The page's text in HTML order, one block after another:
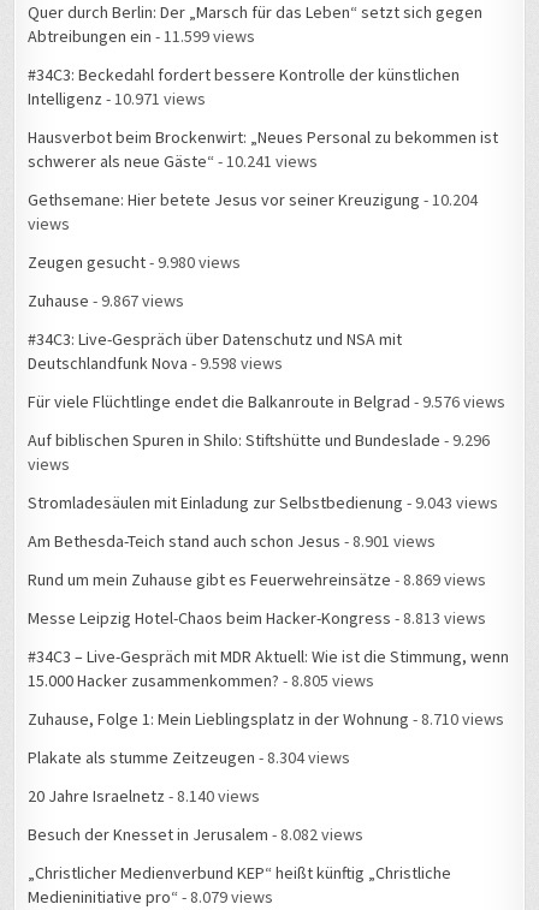
Quer durch Berlin: Der „Marsch für das Leben“ setzt sich gegen
Abtreibungen ein - 11.599 views
#34C3: Beckedahl fordert bessere Kontrolle der künstlichen
Intelligenz - 10.971 views
Hausverbot beim Brockenwirt: „Neues Personal zu bekommen ist
schwerer als neue Gäste“ - 10.241 views
Gethsemane: Hier betete Jesus vor seiner Kreuzigung - 10.204
views
Zeugen gesucht- 9.980 views
Zuhause - 9.867 views
#34C3: Live-Gespräch über Datenschutz und NSA mit
Deutschlandfunk Nova - 9.598 views
Für viele Flüchtlinge endet die Balkanroute in Belgrad - 9.576 views
Auf biblischen Spuren in Shilo: Stiftshütte und Bundeslade - 9.296
views
Stromladesäulen mit Einladung zur Selbstbedienung - 9.043 views
Am Bethesda-Teich stand auch schon Jesus - 8.901 views
Rund um mein Zuhause gibt es Feuerwehreinsätze - 8.869 views
Messe Leipzig Hotel-Chaos beim Hacker-Kongress - 8.813 views
#34C3 – Live-Gespräch mit MDR Aktuell: Wie ist die Stimmung, wenn
15.000 Hacker zusammenkommen? - 8.805 views
Zuhause, Folge 1: Mein Lieblingsplatz in der Wohnung - 8.710 views
Plakate als stumme Zeitzeugen - 8.304 views
20 Jahre Israelnetz - 8.140 views
Besuch der Knesset in Jerusalem - 8.082 views
„Christlicher Medienverbund KEP“ heißt künftig „Christliche
Medieninitiative pro“ - 8.079 views